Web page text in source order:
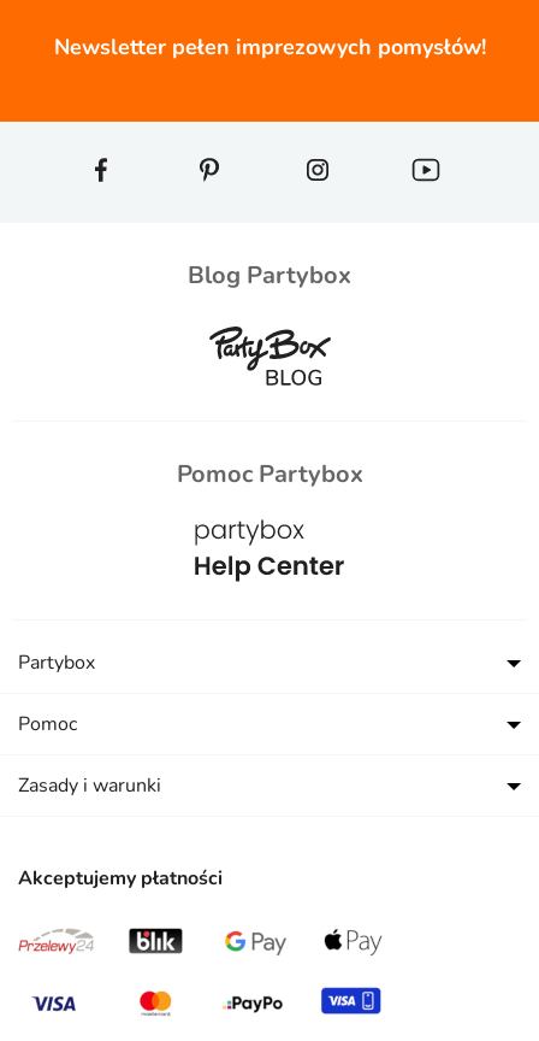
Newsletter pełen imprezowych pomysłów!
Blog Partybox
Pomoc Partybox
Akceptujemy płatności
Partybox
Pomoc
Zasady i warunki